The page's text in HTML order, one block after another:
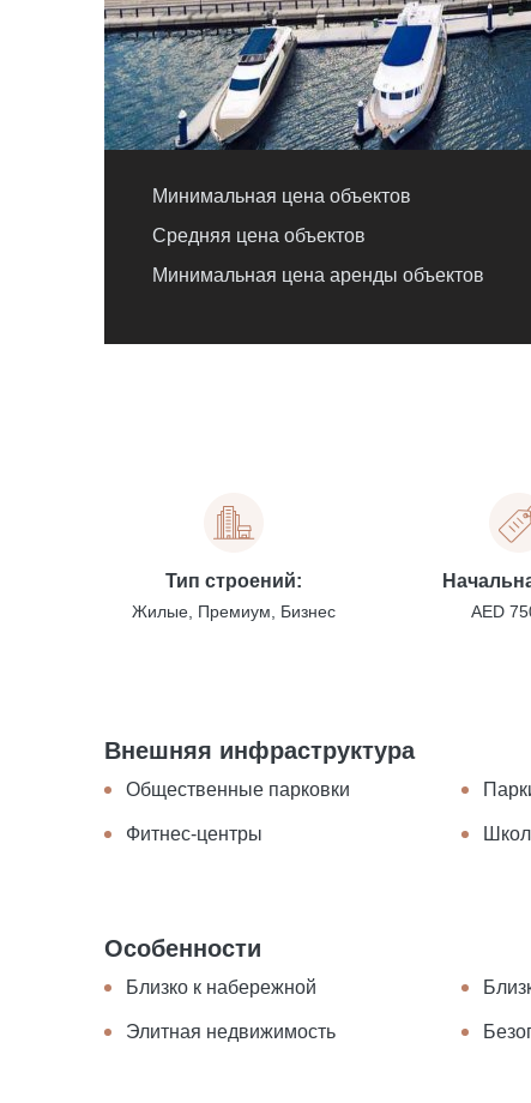
Минимальная цена объектов
Средняя цена объектов
Минимальная цена аренды объектов
Тип строений:
Жилые, Премиум, Бизнес AED
Внешняя инфраструктура
Общественные парковки
Фитнес-центры
Особенности
Близко к набережной
Элитная недвижимость